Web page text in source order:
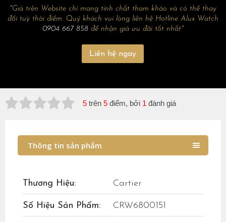
"Giá trên Website chỉ mang tính chất tham khảo và có thể thay
đổi tuỳ thời điểm. Quý khách vui lòng liên hệ Hotline Alux Watch
0904 667 858để nhận giá ưu đãi tốt nhất"
Liên hệ ngay
5trên 5điểm, bởi 1 đánh giá
Thông tin sản phẩm
Thương Hiệu: Cartier
Số Hiệu Sản Phẩm: CRW6800151